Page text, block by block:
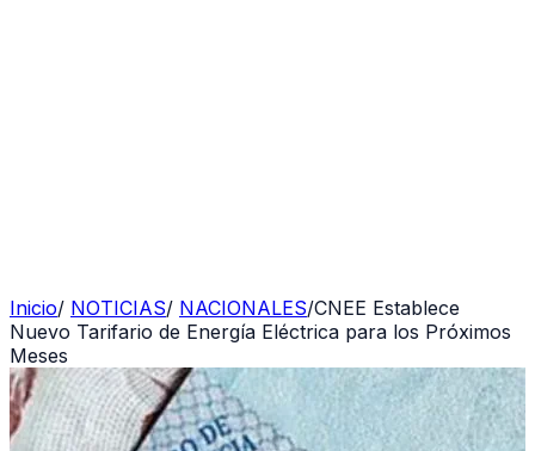
Inicio/ NOTICIAS/ NACIONALES/CNEE Establece
Nuevo Tarifario de Energía Eléctrica para los Próximos
Meses